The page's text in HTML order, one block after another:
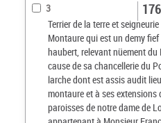
3
Terrier de la terre et
Montaure qui est un demy fief
haubert, relevant nüement du
cause de sa chancellerie du
larche dont est assis audit
montaure et à ses extensions
paroisses de notre dame de